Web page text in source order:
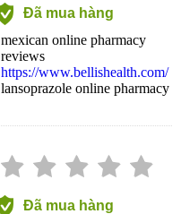
Đã mua hàng
mexican online pharmacy
reviews
https://www.bellishealth.com/
lansoprazole online pharmacy
Đã mua hàng